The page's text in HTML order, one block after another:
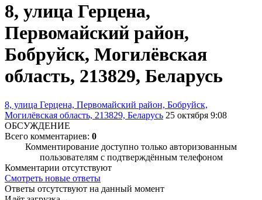
8, улица Герцена,
Первомайский район,
Бобруйск, Могилёвская
область, 213829, Беларусь
8, улица Герцена, Первомайский район, Бобруйск,
Могилёвская область, 213829, Беларусь 25 октября 9:08
ОБСУЖДЕНИЕ
Всего комментариев: 0
Комментирование доступно только авторизованным
пользователям с подтверждённым телефоном
Комментарии отсутствуют
Смотреть новые ответы
Ответы отсутствуют на данный момент